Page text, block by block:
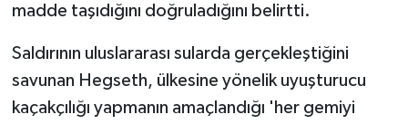
madde taşıdığını doğruladığını belirtti.
Saldırının uluslararası sularda gerçekleştiğini
savunan Hegseth, ülkesine yönelik uyuşturucu
kaçakçılığı yapmanın amaçlandığı 'her gemiyi